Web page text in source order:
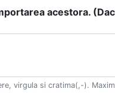
acestora.
virgula si cratima(,-).